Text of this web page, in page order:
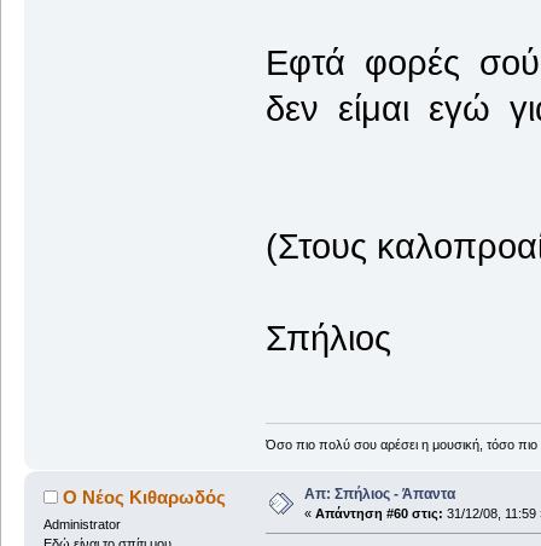
Εφτά φορές
δεν είμαι εγώ
(Στους
Σπήλιος
Όσο πιο πολύ σου αρέσει η μουσική, τόσο
Ο Νέος Κιθαρωδός
Administrator
Απ: Σπήλιος - Άπαντα
« Απάντηση #60 στις: 31/12/08, 11:59